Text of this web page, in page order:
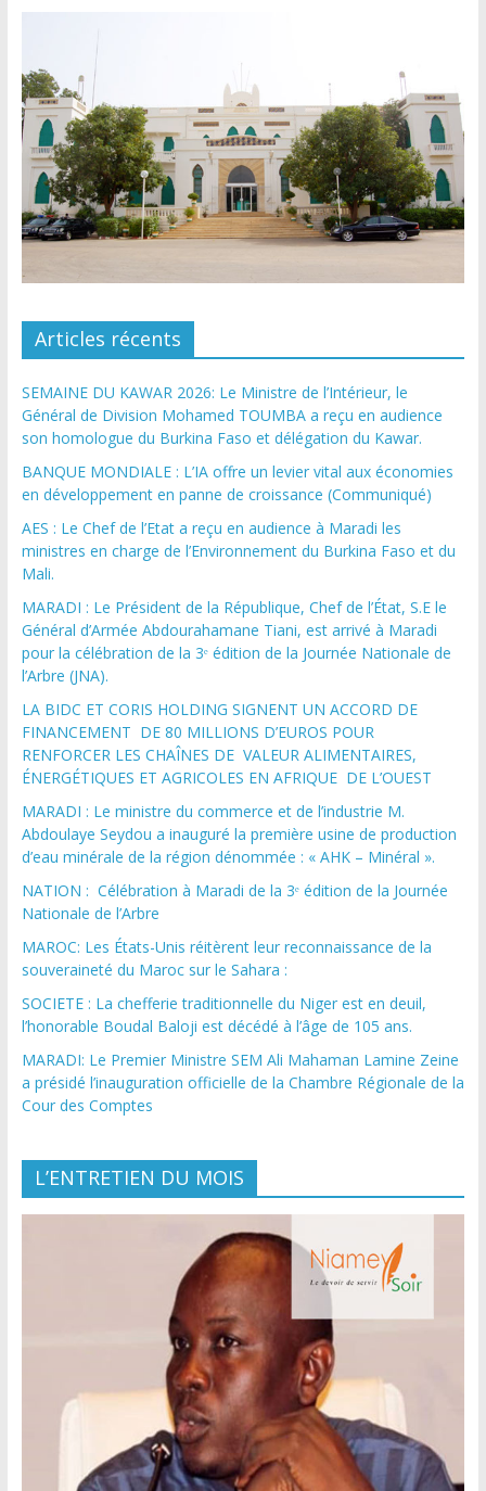
Articles récents
SEMAINE DU KAWAR 2026: Le Ministre de l’Intérieur, le
Général de Division Mohamed TOUMBA a reçu en audience
son homologue du Burkina Faso et délégation du Kawar.
BANQUE MONDIALE : L’IA offre un levier vital aux économies
en développement en panne de croissance (Communiqué)
AES : Le Chef de l’Etat a reçu en audience à Maradi les
ministres en charge de l’Environnement du Burkina Faso et du
Mali.
MARADI : Le Président de la République, Chef de l’État, S.E le
Général d’Armée Abdourahamane Tiani, est arrivé à Maradi
pour la célébration de la 3ᵉ édition de la Journée Nationale de
l’Arbre (JNA).
LA BIDC ET CORIS HOLDING SIGNENT UN ACCORD DE
FINANCEMENT DE 80 MILLIONS D’EUROS POUR
RENFORCER LES CHAÎNES DE VALEUR ALIMENTAIRES,
ÉNERGÉTIQUES ET AGRICOLES EN AFRIQUE DE L’OUEST
MARADI : Le ministre du commerce et de l’industrie M.
Abdoulaye Seydou a inauguré la première usine de production
d’eau minérale de la région dénommée : « AHK – Minéral ».
NATION : Célébration à Maradi de la 3ᵉ édition de la Journée
Nationale de l’Arbre
MAROC: Les États-Unis réitèrent leur reconnaissance de la
souveraineté du Maroc sur le Sahara :
SOCIETE : La chefferie traditionnelle du Niger est en deuil,
l’honorable Boudal Baloji est décédé à l’âge de 105 ans.
MARADI: Le Premier Ministre SEM Ali Mahaman Lamine Zeine
a présidé l’inauguration officielle de la Chambre Régionale de la
Cour des Comptes
L’ENTRETIEN DU MOIS